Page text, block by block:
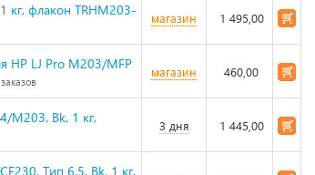
кг, флакон TRHM203-
магазин 1 495,00
HP LJ Pro M203/MFP
магазин 460,00
М203, Bk, 1 кг,
3 дня 1 445,00
Тип 6.5, Bk, 1 кг,